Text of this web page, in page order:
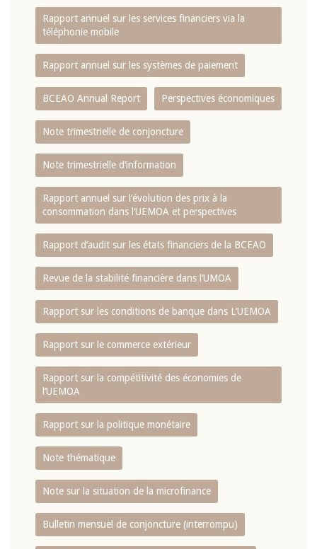
Rapport annuel sur les services financiers via la
téléphonie mobile
Rapport annuel sur les systèmes de paiement
BCEAO Annual Report Perspectives économiques
Note trimestrielle de conjoncture
Note trimestrielle d‘information
Rapport annuel sur l‘évolution des prix à la
consommation dans l‘UEMOA et perspectives
Rapport d‘audit sur les états financiers de la BCEAO
Revue de la stabilité financière dans l‘UMOA
Rapport sur les conditions de banque dans L‘UEMOA
Rapport sur le commerce extérieur
Rapport sur la compétitivité des économies de
l‘UEMOA
Rapport sur la politique monétaire
Note thématique
Note sur la situation de la microfinance
Bulletin mensuel de conjoncture (interrompu)